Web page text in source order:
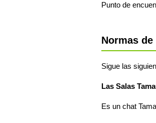
Punto de
Normas
Sigue las
Las Salas
Es un chat